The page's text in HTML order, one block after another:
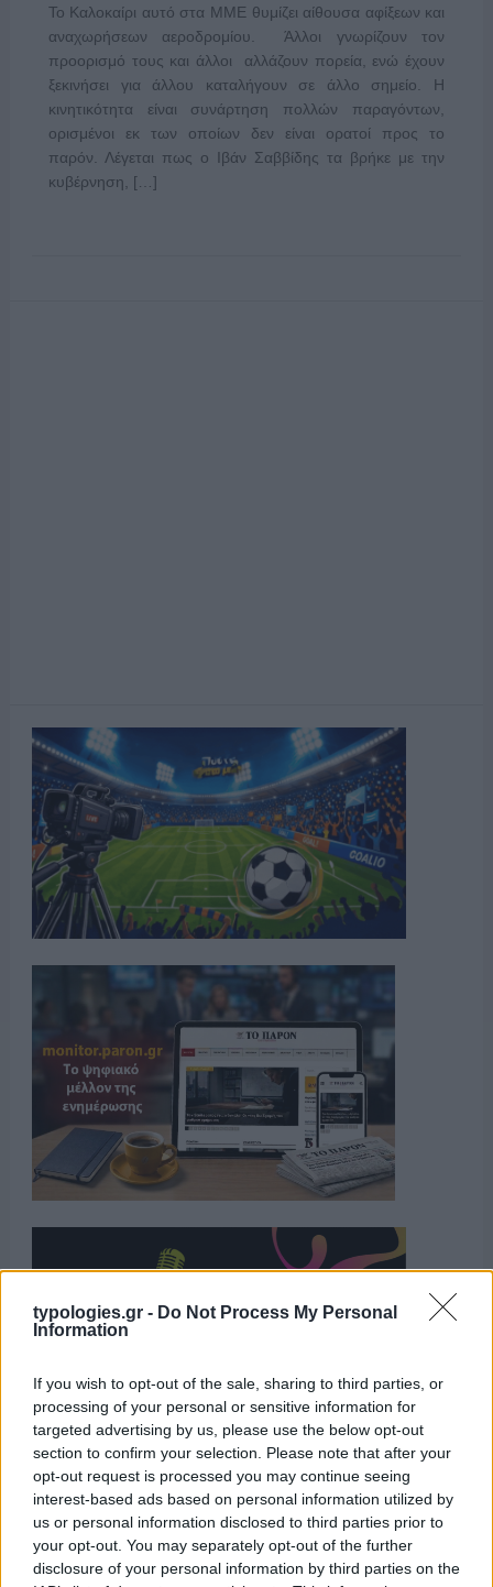
typologies.gr - Do Not Process My Personal
Information
If you wish to opt-out of the sale, sharing to third parties, or
processing of your personal or sensitive information for
targeted advertising by us, please use the below opt-out
section to confirm your selection. Please note that after your
opt-out request is processed you may continue seeing
interest-based ads based on personal information utilized by
us or personal information disclosed to third parties prior to
your opt-out. You may separately opt-out of the further
disclosure of your personal information by third parties on the
Το Καλοκαίρι αυτό στα ΜΜΕ θυμίζει αίθουσα αφίξεων και
αναχωρήσεων αεροδρομίου. Άλλοι γνωρίζουν τον
προορισμό τους και άλλοι αλλάζουν πορεία, ενώ έχουν
ξεκινήσει για άλλου καταλήγουν σε άλλο σημείο. Η
κινητικότητα είναι συνάρτηση πολλών παραγόντων,
ορισμένοι εκ των οποίων δεν είναι ορατοί προς το
παρόν. Λέγεται πως ο Ιβάν Σαββίδης τα βρήκε με την
κυβέρνηση, […]
Η ΣΤΗΛΗ ΜΑΣ